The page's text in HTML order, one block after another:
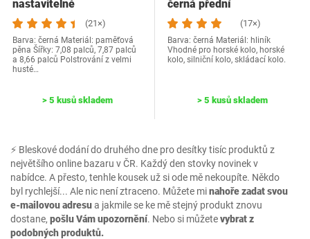
⚡ Bleskové dodání do druhého dne pro desítky tisíc produktů z
největšího online bazaru v ČR. Každý den stovky novinek v
nabídce. A přesto, tenhle kousek už si ode mě nekoupíte. Někdo
byl rychlejší... Ale nic není ztraceno. Můžete minahoře zadat svou
e-mailovou adresua jakmile se ke mě stejný produkt znovu
dostane, pošlu Vám upozornění. Nebo si můžetevybrat z
podobných produktů.
nastavitelné
(21×)
Barva: černá Materiál: paměťová
pěna Šířky: 7,08 palců, 7,87 palců
a 8,66 palců Polstrování z velmi
husté…
> 5 kusů skladem
černá přední
(17×)
Barva: černá Materiál: hliník
Vhodné pro horské kolo, horské
kolo, silniční kolo, skládací kolo.
> 5 kusů skladem